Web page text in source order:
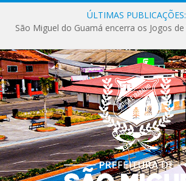
ÚLTIMAS PUBLICAÇÕES: